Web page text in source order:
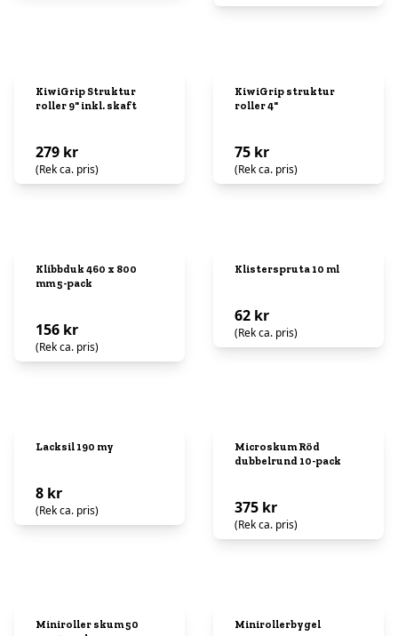
KiwiGrip Struktur
roller 9" inkl. skaft
279 kr
(Rek ca. pris)
KiwiGrip struktur
roller 4"
75 kr
(Rek ca. pris)
Klibbduk 460 x 800
mm 5-pack
156 kr
(Rek ca. pris)
Klisterspruta 10 ml
62 kr
(Rek ca. pris)
Lacksil 190 my
8 kr
(Rek ca. pris)
Microskum Röd
dubbelrund 10-pack
375 kr
(Rek ca. pris)
Miniroller skum 50
Minirollerbygel